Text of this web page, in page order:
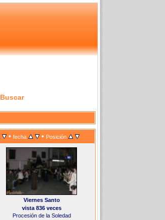
Buscar
• fecha • Posición
Viernes Santo
vista 836 veces
Procesión de la Soledad